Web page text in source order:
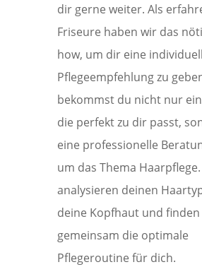
dir gerne weiter. Als
Friseure haben wir das
how, um dir eine
Pflegeempfehlung zu
bekommst du nicht nur
die perfekt zu dir passt,
eine professionelle
um das Thema
analysieren deinen
deine Kopfhaut und finden
gemeinsam die optimale
Pflegeroutine für dich.